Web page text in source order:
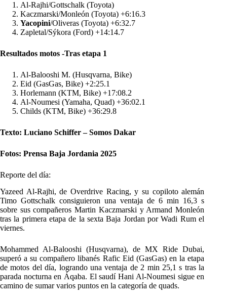
Al-Rajhi/Gottschalk (Toyota)
Kaczmarski/Monleón (Toyota) +6:16.3
Yacopini/Oliveras (Toyota) +6:32.7
Zapletal/Sýkora (Ford) +14:14.7
Resultados motos -Tras etapa 1
Al-Balooshi M. (Husqvarna, Bike)
Eid (GasGas, Bike) +2:25.1
Horlemann (KTM, Bike) +17:08.2
Al-Noumesi (Yamaha, Quad) +36:02.1
Childs (KTM, Bike) +36:29.8
Texto: Luciano Schiffer – Somos Dakar
Fotos: Prensa Baja Jordania 2025
Reporte del día:
Yazeed Al-Rajhi, de Overdrive Racing, y su copiloto alemán
Timo Gottschalk consiguieron una ventaja de 6 min 16,3 s
sobre sus compañeros Martin Kaczmarski y Armand Monleón
tras la primera etapa de la sexta Baja Jordan por Wadi Rum el
viernes.
Mohammed Al-Balooshi (Husqvarna), de MX Ride Dubai,
superó a su compañero libanés Rafic Eid (GasGas) en la etapa
de motos del día, logrando una ventaja de 2 min 25,1 s tras la
parada nocturna en Áqaba. El saudí Hani Al-Noumesi sigue en
camino de sumar varios puntos en la categoría de quads.